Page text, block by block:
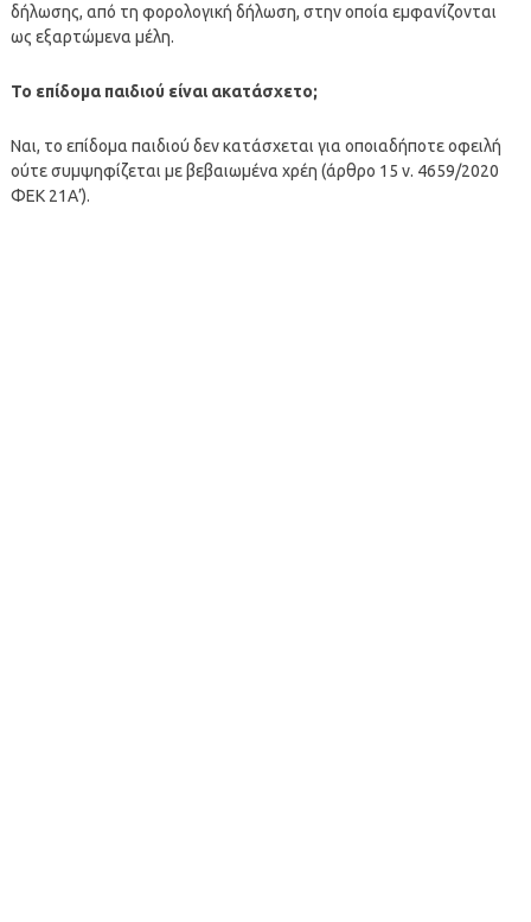
δήλωσης, από τη φορολογική δήλωση, στην οποία εμφανίζονται
ως εξαρτώμενα μέλη.
Το επίδομα παιδιού είναι ακατάσχετο;
Ναι, το επίδομα παιδιού δεν κατάσχεται για οποιαδήποτε οφειλή
ούτε συμψηφίζεται με βεβαιωμένα χρέη (άρθρο 15 ν. 4659/2020
ΦΕΚ 21Α’).